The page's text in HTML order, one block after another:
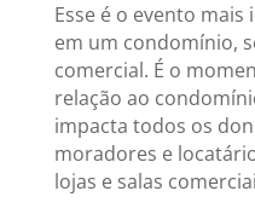
Esse é o evento
em um condomínio,
comercial. É o
relação ao
impacta todos os
moradores e
lojas e salas